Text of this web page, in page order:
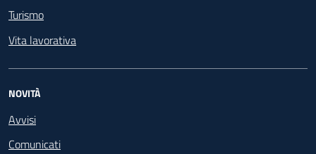
Turismo
Vita lavorativa
NOVITÀ
Avvisi
Comunicati